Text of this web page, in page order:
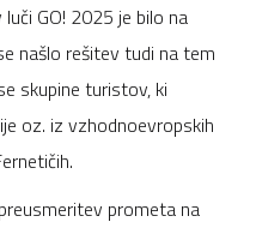
GO! 2025 je bilo na
našlo rešitev tudi na tem
skupine turistov, ki
oz. iz vzhodnoevropskih
prometa na